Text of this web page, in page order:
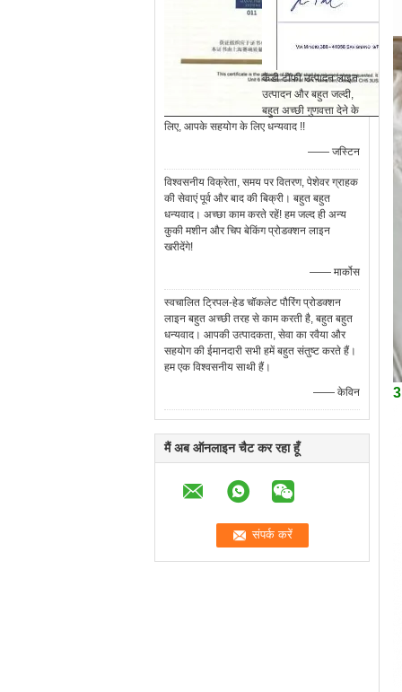
कैंडी टॉफी उत्पादन लाइन
उत्पादन और बहुत जल्दी,
बहुत अच्छी गुणवत्ता देने के
लिए, आपके सहयोग के लिए धन्यवाद !!
—— जस्टिन
विश्वसनीय विक्रेता, समय पर वितरण, पेशेवर ग्राहक
की सेवाएं पूर्व और बाद की बिक्री। बहुत बहुत
धन्यवाद। अच्छा काम करते रहें! हम जल्द ही अन्य
कुकी मशीन और चिप बेकिंग प्रोडक्शन लाइन
खरीदेंगे!
—— मार्कोस
स्वचालित ट्रिपल-हेड चॉकलेट पौरिंग प्रोडक्शन
लाइन बहुत अच्छी तरह से काम करती है, बहुत बहुत
धन्यवाद। आपकी उत्पादकता, सेवा का रवैया और
सहयोग की ईमानदारी सभी हमें बहुत संतुष्ट करते हैं।
हम एक विश्वसनीय साथी हैं।
—— केविन
मैं अब ऑनलाइन चैट कर रहा हूँ